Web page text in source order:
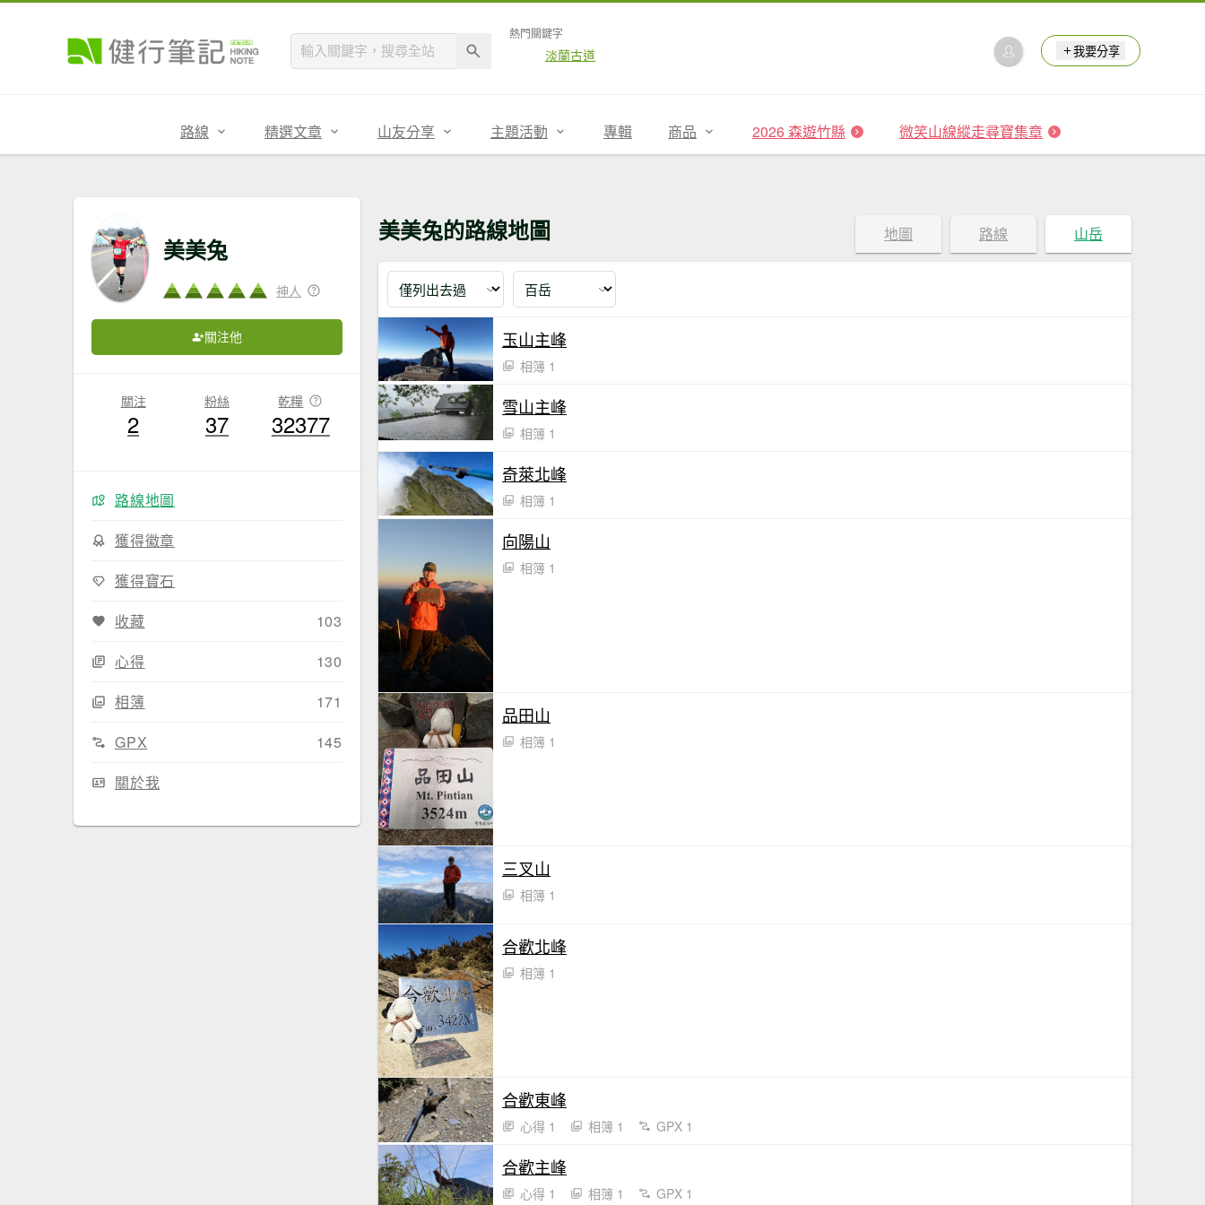
熱門關鍵字
淡蘭古道 我要分享
路線 精選文章 山友分享 主題活動 專輯 商品 2026 森遊竹縣 微笑山線縱走尋寶集章
美美兔
神人
關注他
關注
2
粉絲
37
乾糧
32377
路線地圖
獲得徽章
獲得寶石
收藏
103
心得
130
相簿
171
GPX
145
關於我
美美兔的路線地圖 地圖 路線 山岳
玉山主峰
相簿 1
雪山主峰
相簿 1
奇萊北峰
相簿 1
向陽山
相簿 1
品田山
相簿 1
三叉山
相簿 1
合歡北峰
相簿 1
合歡東峰
心得 1 相簿 1 GPX 1
合歡主峰
心得 1 相簿 1 GPX 1